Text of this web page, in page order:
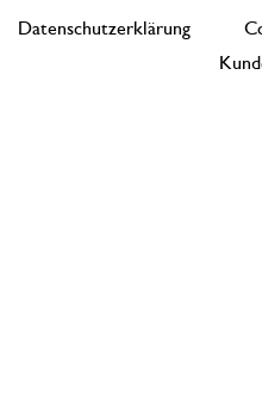
Datenschutzerklärung